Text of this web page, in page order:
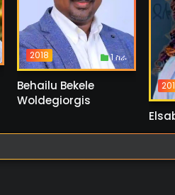
2018 1 ስራ
Behailu Bekele
Woldegiorgis